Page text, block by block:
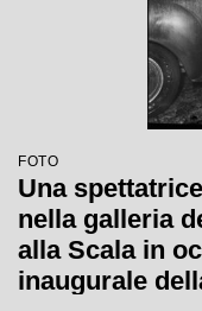
FOTO
Una
nella galleria
alla Scala in
inaugurale